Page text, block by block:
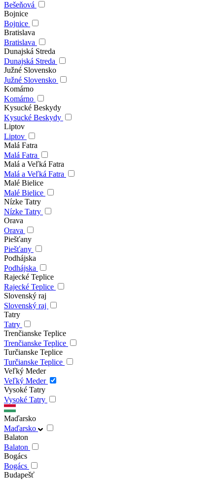
Bešeňová
Bojnice
Bojnice
Bratislava
Bratislava
Dunajská Streda
Dunajská Streda
Južné Slovensko
Južné Slovensko
Komárno
Komárno
Kysucké Beskydy
Kysucké Beskydy
Liptov
Liptov
Malá Fatra
Malá Fatra
Malá a Veľká Fatra
Malá a Veľká Fatra
Malé Bielice
Malé Bielice
Nízke Tatry
Nízke Tatry
Orava
Orava
Piešťany
Piešťany
Podhájska
Podhájska
Rajecké Teplice
Rajecké Teplice
Slovenský raj
Slovenský raj
Tatry
Tatry
Trenčianske Teplice
Trenčianske Teplice
Turčianske Teplice
Turčianske Teplice
Veľký Meder
Veľký Meder
Vysoké Tatry
Vysoké Tatry
Maďarsko
Maďarsko
Balaton
Balaton
Bogács
Bogács
Budapešť